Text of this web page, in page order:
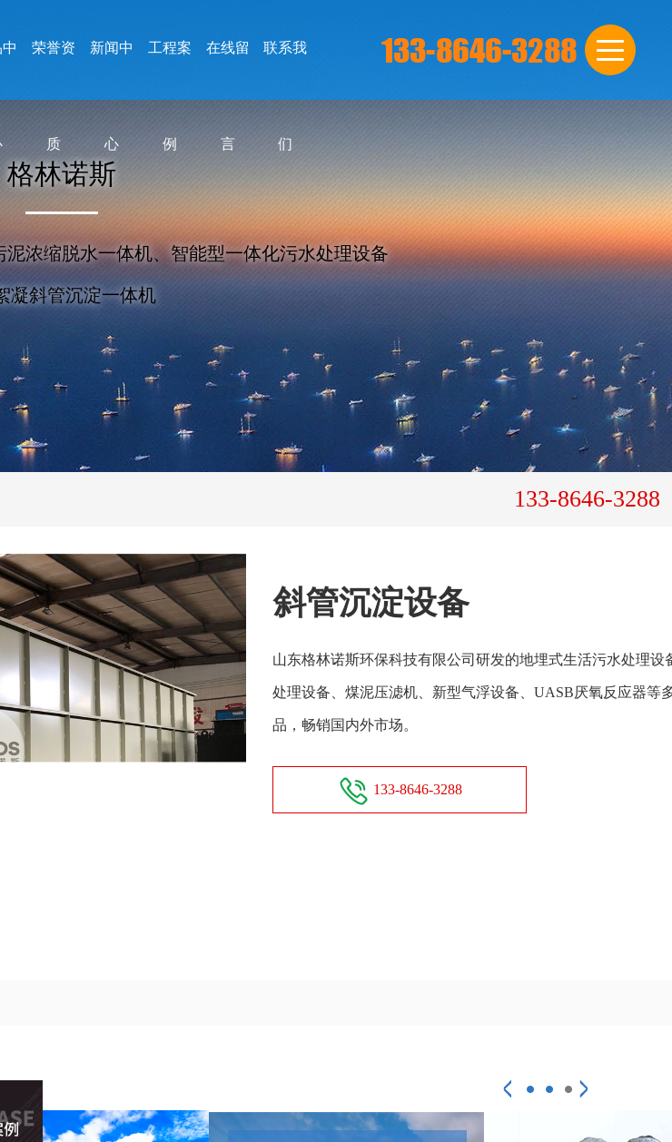
荣誉资
质
新闻中
心
工程案
例
在线留
言
联系我
们
格林诺斯
浓缩脱水一体机、智能型一体化污水处理设备
凝斜管沉淀一体机
133-8646-3288
斜管沉淀设备
山东格林诺斯环保科技有限公司研发的地埋式生活污水处理设
处理设备、煤泥压滤机、新型气浮设备、UASB厌氧反应器等
品，畅销国内外市场。
133-8646-3288